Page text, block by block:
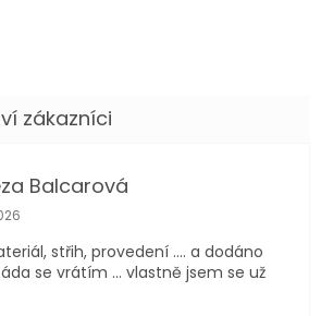
Balcarová
obchodu je 5 z 5 hvězdiček.
střih, provedení .... a dodáno
se vrátím ... vlastně jsem se už